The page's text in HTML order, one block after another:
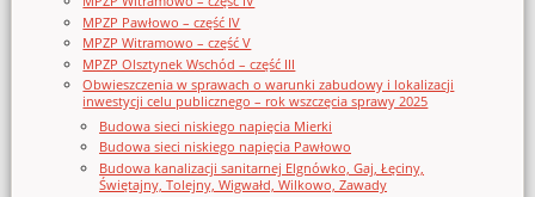
MPZP Pawłowo – część IV
MPZP Witramowo – część V
MPZP Olsztynek Wschód – część III
Obwieszczenia w sprawach o warunki zabudowy i lokalizacji
inwestycji celu publicznego – rok wszczęcia sprawy 2025
Budowa sieci niskiego napięcia Mierki
Budowa sieci niskiego napięcia Pawłowo
Budowa kanalizacji sanitarnej Elgnówko, Gaj, Łęciny,
Świętajny, Tolejny, Wigwałd, Wilkowo, Zawady